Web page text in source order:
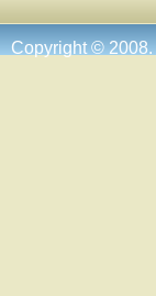
Copyright © 2008.